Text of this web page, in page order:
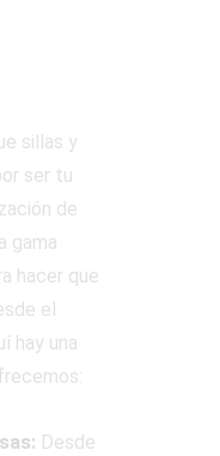
sillas y
ser tu
de
gama
hacer que
el
hay una
Desde